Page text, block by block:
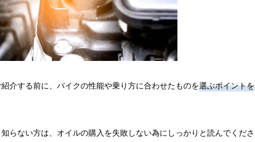
介する前に、バイクの性能や乗り方に合わせたものを選ぶポイントを
らない方は、オイルの購入を失敗しない為にしっかりと読んでくださ